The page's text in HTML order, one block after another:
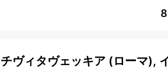
チヴィタヴェッキア (ローマ),